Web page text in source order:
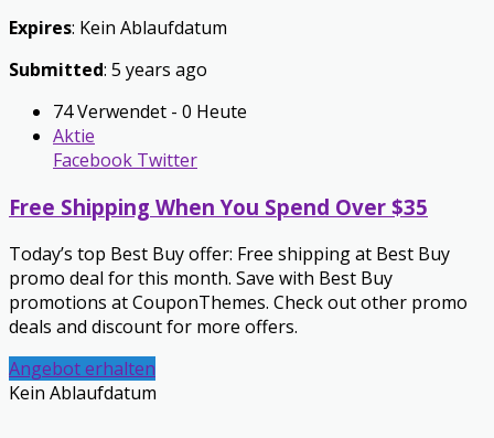
Expires: Kein Ablaufdatum
Submitted: 5 years ago
74 Verwendet - 0 Heute
Aktie
Facebook Twitter
Free Shipping When You Spend Over $35
Today’s top Best Buy offer: Free shipping at Best Buy
promo deal for this month. Save with Best Buy
promotions at CouponThemes. Check out other promo
deals and discount for more offers.
Angebot erhalten
Kein Ablaufdatum